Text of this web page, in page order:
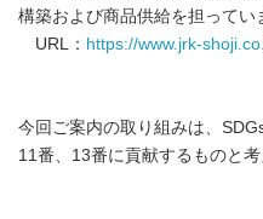
構築および商品供給を担ってい
URL： https://www.jrk-
今回ご案内の取り組みは、
11番、13番に貢献するものと考